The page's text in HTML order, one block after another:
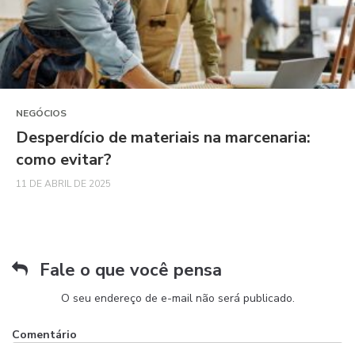
NEGÓCIOS
Desperdício de materiais na marcenaria:
como evitar?
11 DE ABRIL DE 2025
Fale o que você pensa
O seu endereço de e-mail não será publicado.
Comentário